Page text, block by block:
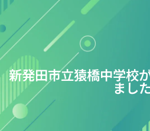
新発田市立猿橋中学校
まし